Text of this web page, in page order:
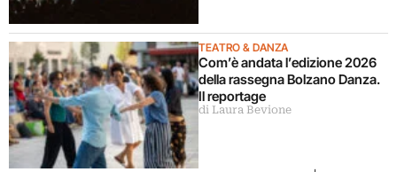
TEATRO & DANZA
Com’è andata l’edizione 2026
della rassegna Bolzano Danza.
Il reportage
di Laura Bevione